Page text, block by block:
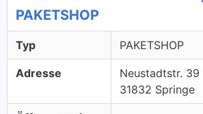
PAKETSHOP
Typ PAKETSHOP
Adresse
Neustadtstr. 39
31832 Springe